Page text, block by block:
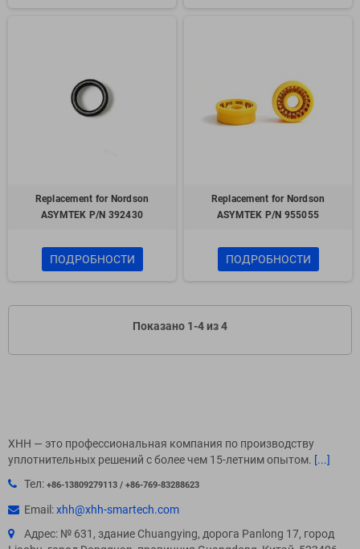
Replacement for Nordson
ASYMTEK P/N 392430
ПОДРОБНОСТИ
Replacement for Nordson
ASYMTEK P/N 955055
ПОДРОБНОСТИ
Показано 1-4 из 4
XHH — это профессиональная компания по производству
уплотнительных решений с более чем 15-летним опытом. [...]
Тел: +86-13809279113 / +86-769-83288623
Email:xhh@xhh-smartech.com
Адрес: № 631, здание Chuangying, дорога Panlong 17, город